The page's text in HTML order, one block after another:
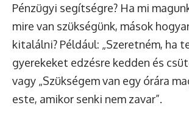
Pénzügyi segítségre? Ha mi
mire van szükségünk, mások
kitalálni? Például: „Szeretném, ha
gyerekeket edzésre kedden és
vagy „Szükségem van egy órára
este, amikor senki nem zavar”.